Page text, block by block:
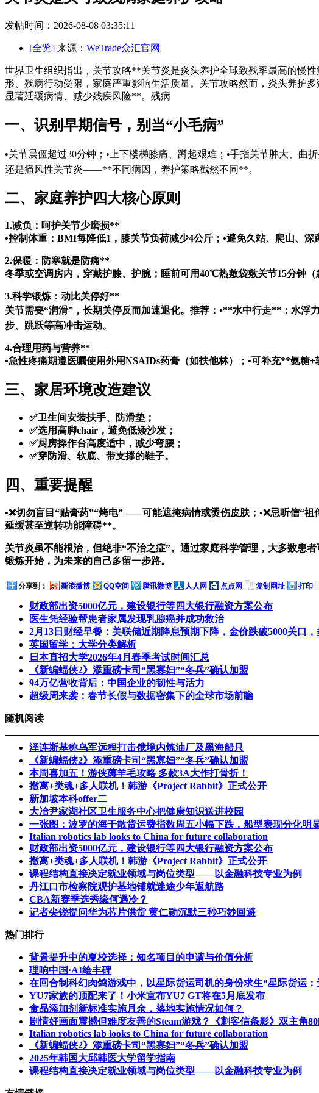
发帖时间：2026-08-08 03:35:11
[全览] 来源： WeTrade众汇官网
世界卫生组织指出，关节攻略**关节炎是炎头养护全球致残率最高的慢
形、残病行动受限，家庭严重影响生活质量。关节攻略然而，炎头养护
显著延缓病情、减少残疾风险**。残病
一、识别早期信号，别当“小毛病”
•关节晨僵超过30分钟；•上下楼梯膝痛、蹲起艰难；•手指关节肿大、
还是痛风性关节炎——**不同病因，养护策略截然不同**。
二、家庭养护四大核心原则
1.减负：呵护关节少磨损**
•控制体重：BMI每降低1，膝关节负荷减少4公斤；•避免久站、爬山、深
2.保暖：防寒就是防痛**
冬季或空调房内，穿戴护膝、护腕；睡前可用40℃热敷袋敷关节15分钟（
3.科学锻炼：动比关停好**
关节需要“润滑”，长期关停反而加速退化。推荐：•**水中行走**：水
步、跳跃等高冲击运动。
4.合理用药与营养**
•急性疼痛期遵医嘱使用外用NSAIDs药膏（如扶他林）；•可补充**氨糖
三、家居环境改造建议
✅卫生间安装扶手、防滑垫；
✅选用高脚chair，避免低矮沙发；
✅厨房操作台高度适中，减少弯腰；
✅穿防滑、软底、带支撑的鞋子。
四、重要提醒
•❌切勿盲目“贴膏药”“烤电”——可能遮掩病情或烫伤皮肤；•❌忌听信“
延缓甚至逆转功能障碍**。
关节炎虽不能根治，但绝非“不治之症”。通过家庭科学管理，大多数
锻炼开始，为未来的自己多留一步路。
分享到： 新浪微博 QQ空间 腾讯微博 人人网 点点网 复制网址 打印
财政部出资5000亿元，建设银行等四大银行融资方案公布
医生凭经验帮患者家属发现乳腺癌并成功救治
2月13日财经早餐：美联储近期降息预期下降，金价跌破5000关口
英国留学：大学分类解析
日本直招大学2026年4月春季考试时间汇总
《新蝙蝠侠2》添重磅卡司“黑寡妇”“冬兵”确认加盟
94万亿营收背后：中国企业的韧性与活力
超级周来袭：春节长假与数据密集下的全球市场前瞻
随机阅读
泽连斯基称乌军远程打击俄境内炼油厂及黑海船只
《新蝙蝠侠2》添重磅卡司“黑寡妇”“冬兵”确认加盟
本周喜加五！游侠薅羊毛攻略 多款3A大作打骨折！
撤离+类魂+多人联机！韩游《Project Rabbit》正式公开
新加坡本科offer二
大冶尹家湖社区卫生服务中心把健康知识送进校园
一张图：波罗的海干散货运费指数周五小幅下跌，船型表现分化明
Italian robotics lab looks to China for future collaboration
财政部出资5000亿元，建设银行等四大银行融资方案公布
撤离+类魂+多人联机！韩游《Project Rabbit》正式公开
课程结构直接决定就业领域与岗位类型——以金融科技专业为例
丹江口市检察院观护基地铺就迷途少年返航路
CBA新赛季选秀缘何遇冷？
记者尖锐提问华为芯片供货 黄仁勋沉默三秒巧妙回避
热门排行
背景提升中的夏校选择：知名项目的申请与价值分析
理响中国·AI绘丰碑
在回合制科幻肉鸽游戏中，以星际货运司机的身份求生“星际货运：
YU7家族的顶配来了！小米宣布YU7 GT将在5月底发布
食品添加剂新标准实施月余，落地实施情况如何？
剧情好画面震撼但难度友善的Steam游戏？《刺客信条影》双主角
Italian robotics lab looks to China for future collaboration
《新蝙蝠侠2》添重磅卡司“黑寡妇”“冬兵”确认加盟
2025年韩国大邱韩医大学留学指南
课程结构直接决定就业领域与岗位类型——以金融科技专业为例